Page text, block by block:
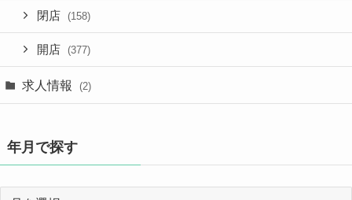
閉店 (158)
開店 (377)
求人情報 (2)
年月で探す